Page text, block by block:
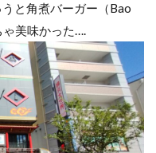
と角煮バーガー（Bao
ゃ美味かった….